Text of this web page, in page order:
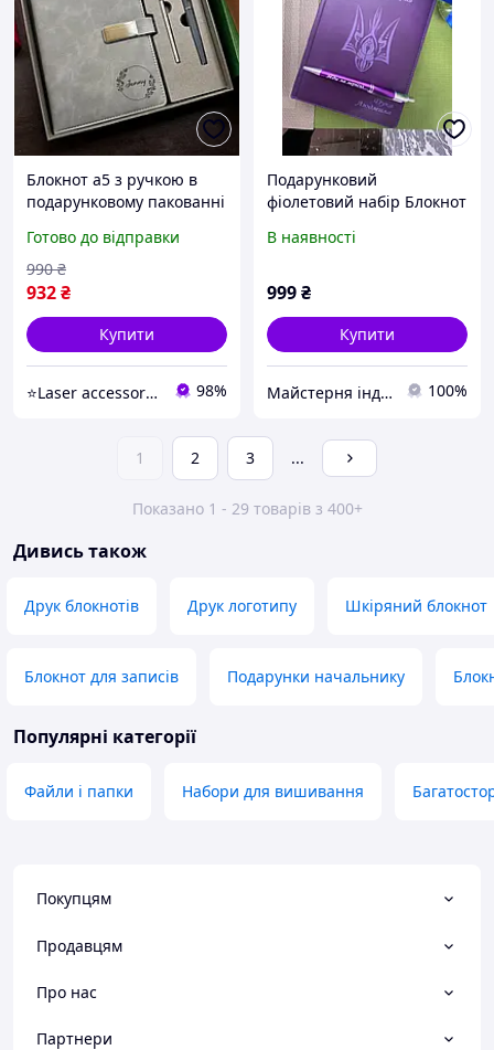
Блокнот а5 з ручкою в
подарунковому пакованні
сірий в лінію
Готово до відправки
932₴
990 ₴
Купити
⭐Laser accessories⭐ 98%
Подарунковий
фіолетовий набір Блокнот
картонній коробці зі
В наявності
999₴
Купити
Майстерня індивідуальних подарунків Бетховен 100%
1 2 3 ...
Показано 1 - 29 товарів з 400+
Дивись також
Друк блокнотів Друк логотипу Шкіряний блокнот
Блокнот для записів Подарунки начальнику
Популярні категорії
Файли і папки Набори для вишивання
Покупцям
Продавцям
Про нас
Партнери